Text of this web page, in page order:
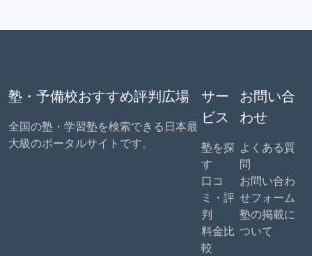
塾・予備校おすすめ評判広場
全国の塾・学習塾を検索できる日本最
大級のポータルサイトです。
サー
ビス
塾を探
す
口コ
ミ・評
判
料金比
較
お問い合
わせ
よくある質
問
お問い合わ
せフォーム
塾の掲載に
ついて